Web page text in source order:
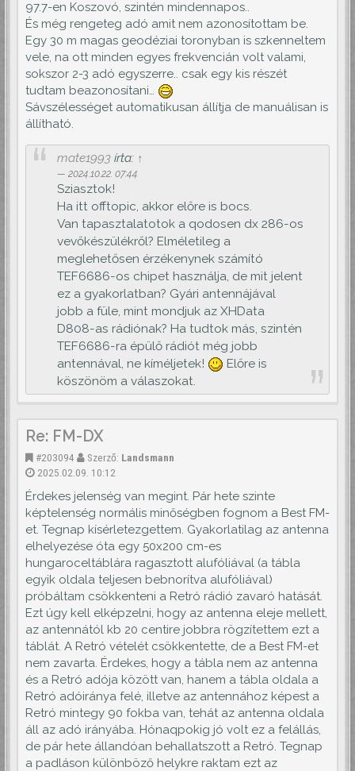
97.7-en Koszovó, szintén mindennapos..
És még rengeteg adó amit nem azonosítottam be.
Egy 30 m magas geodéziai toronyban is szkenneltem
vele, na ott minden egyes frekvencián volt valami,
sokszor 2-3 adó egyszerre.. csak egy kis részét
tudtam beazonosítani…
Sávszélességet automatikusan állítja de manuálisan is
állítható.
mate1993írta: ↑
2024.10.22. 07:44
Sziasztok!
Ha itt offtopic, akkor előre is bocs.
Van tapasztalatotok a qodosen dx 286-os
vevőkészülékről? Elméletileg a
meglehetősen érzékenynek számító
TEF6686-os chipet használja, de mit jelent
ez a gyakorlatban? Gyári antennájával
jobb a füle, mint mondjuk az XHData
D808-as rádiónak? Ha tudtok más, szintén
TEF6686-ra épülő rádiót még jobb
antennával, ne kíméljetek!
Előre is
köszönöm a válaszokat.
Re: FM-DX
#203094 Szerző: Landsmann
2025.02.09. 10:12
Érdekes jelenség van megint. Pár hete szinte
képtelenség normális minőségben fognom a Best FM-
et. Tegnap kísérletezgettem. Gyakorlatilag az antenna
elhelyezése óta egy 50x200 cm-es
hungaroceltáblára ragasztott alufóliával (a tábla
egyik oldala teljesen bebnorítva alufóliával)
próbáltam csökkenteni a Retró rádió zavaró hatását.
Ezt úgy kell elképzelni, hogy az antenna eleje mellett,
az antennától kb 20 centire jobbra rögzítettem ezt a
táblát. A Retró vételét csökkentette, de a Best FM-et
nem zavarta. Érdekes, hogy a tábla nem az antenna
és a Retró adója között van, hanem a tábla oldala a
Retró adóiránya felé, illetve az antennához képest a
Retró mintegy 90 fokba van, tehát az antenna oldala
áll az adó irányába. Hónaqpokig jó volt ez a felállás,
de pár hete állandóan behallatszott a Retró. Tegnap
a padláson különböző helykre raktam ezt az